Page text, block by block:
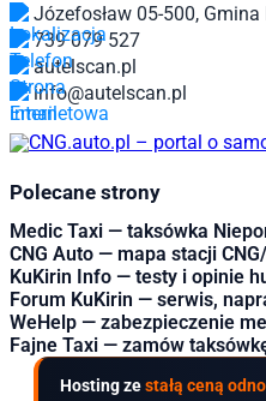
Józefosław 05-500,
739 079 527
autelscan.pl
info@autelscan.pl
Polecane strony
Medic Taxi — taksówka
CNG Auto — mapa stacji
KuKirin Info — testy i opinie
Forum KuKirin — serwis,
WeHelp — zabezpieczenie
Fajne Taxi — zamów
Hosting zestałą ceną